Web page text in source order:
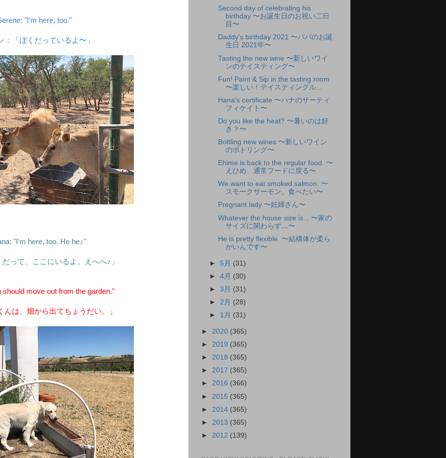
"I'm here, too."
：「ぼくだっているよ〜」
"I'm here, too. He he♪"
って、ここにいるよ。えへへ♪」
move out from the garden."
んは、畑から出てちょうだい。」
Second day of celebrating his
birthday 〜お誕生日のお祝い二日
目〜
Daddy's birthday 2021 〜パパのお誕
生日 2021年〜
Tasting the new wine 〜新しいワイ
ンのテイスティング〜
Fun! Paint & Sip in the tasting room
〜楽しい！テイスティングル...
Hana's certificate 〜ハナのサーティ
フィケイト〜
Do you like the heat? 〜暑いのは好
き？〜
Bottling new wines 〜新しいワイン
のボトリング〜
Ehime is back to the regular food. 〜
えひめ、通常フードに戻る〜
We want to eat smoked salmon. 〜
スモークサーモン、食べたい〜
Pregnant lady 〜妊婦さん〜
Whatever the house size is... 〜家の
サイズに関わらず‥‥〜
He is pretty flexible. 〜結構体が柔ら
かいんです〜
► 5月 (31)
►4月 (30)
►3月 (31)
► 2月 (28)
► 1月 (31)
► 2020 (365)
► 2019 (365)
► 2018 (365)
► 2017 (365)
► 2016 (366)
► 2015 (365)
► 2014 (365)
► 2013 (365)
► 2012 (139)